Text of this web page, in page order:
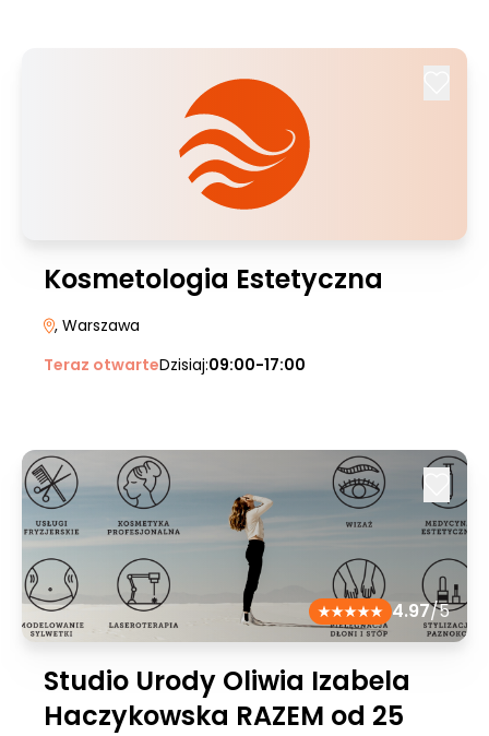
Kosmetologia Estetyczna
, Warszawa
Teraz otwarteDzisiaj:09:00-17:00
4.97/5
Studio Urody Oliwia Izabela
Haczykowska RAZEM od 25